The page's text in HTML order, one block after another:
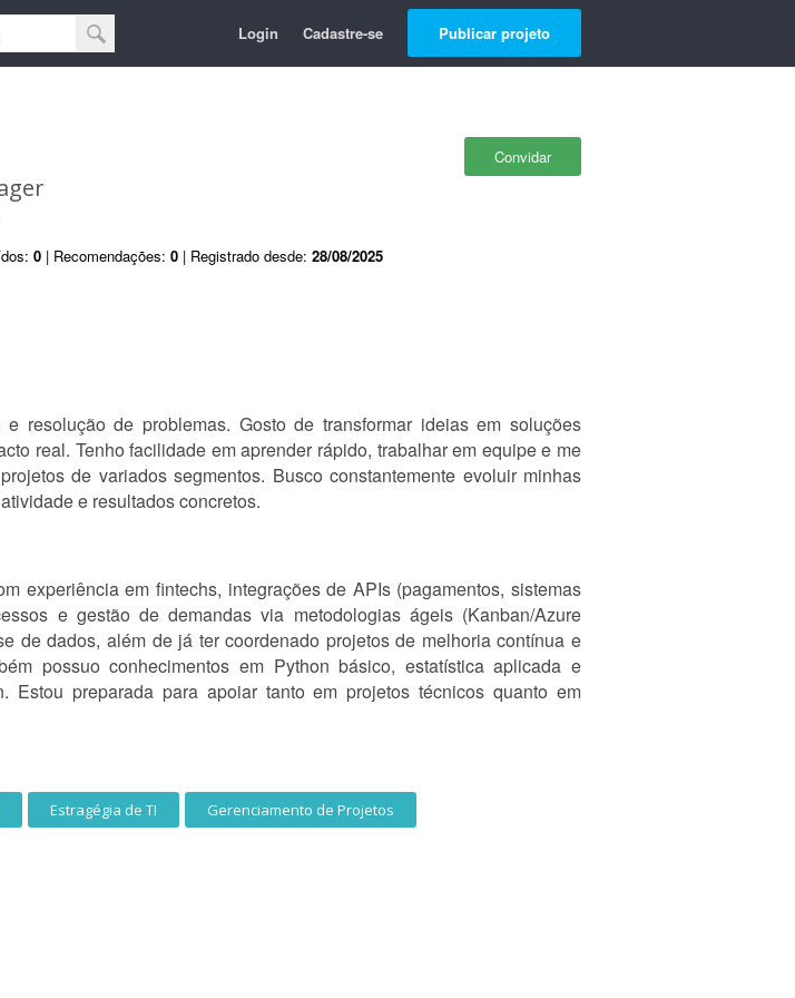
Login Cadastre-se Publicar projeto
Convidar
0 | Recomendações: 0 | Registrado desde: 28/08/2025
resolução de problemas. Gosto de transformar ideias em soluções
real. Tenho facilidade em aprender rápido, trabalhar em equipe e me
de variados segmentos. Busco constantemente evoluir minhas
e resultados concretos.
experiência em fintechs, integrações de APIs (pagamentos, sistemas
e gestão de demandas via metodologias ágeis (Kanban/Azure
de dados, além de já ter coordenado projetos de melhoria contínua e
possuo conhecimentos em Python básico, estatística aplicada e
preparada para apoiar tanto em projetos técnicos quanto em
Estragégia de TI Gerenciamento de Projetos